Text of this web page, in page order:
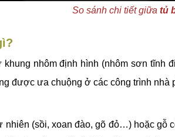
So sánh chi tiết giữa tủ
nhôm định hình (nhôm sơn tĩnh
được ưa chuộng ở các công trình
(sồi, xoan đào, gõ đỏ…) hoặc gỗ